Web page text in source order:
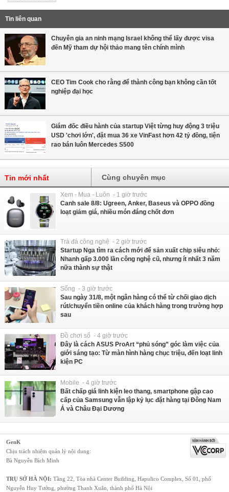
Tin liên quan
Chuyên gia an ninh mạng Israel không thể lấy được visa
đến Mỹ tham dự hội thảo mang tên chính mình
CEO Tim Cook cho rằng để thành công bạn không cần tốt
nghiệp đại học
Giám đốc điều hành của startup Việt từng huy động 3 triệu
USD 'chơi lớn', đặt mua 36 xe VinFast hơn 42 tỷ đồng, tiện
rao bán luôn Mercedes S500
Tin mới nhất Cùng chuyên mục
Xem - Mua - Luôn - 1 giờ trước
Canh sale 8/8: Ugreen, Anker, Baseus và OPPO đồng
loạt giảm giá, nhiều món đáng chốt đơn
Trà đá công nghệ - 2 giờ trước
Startup Nga tìm ra cách mới để sản xuất chip siêu nhỏ:
Nhanh gấp 3.000 lần công nghệ cũ, nhưng ít nhất 3 năm
nữa thành sự thật
Sống - 3 giờ trước
Sau ngày 31/8, một ngân hàng có thể từ chối giao dịch
rút/chuyển tiền online của khách hàng trong trường hợp
sau
Đồ chơi số - 4 giờ trước
Đây là cách ASUS ProArt “phủ sóng” góc làm việc của
giới sáng tạo: Từ màn hình hàng chục triệu, đến loạt linh
kiện PC
Mobile - 4 giờ trước
Bất chấp giá linh kiện leo thang, smartphone gập cao
cấp của Samsung vẫn lập kỷ lục đặt hàng tại Đông Nam
Á và Châu Đại Dương
GenK
Chịu trách nhiệm quản lý nội dung:
Bà Nguyễn Bích Minh
TRỤ SỞ HÀ NỘI: Tầng 22, Tòa nhà Center Building, Hapulico Complex, Số 01, phố
Nguyễn Huy Tưởng, phường Thanh Xuân, thành phố Hà Nội